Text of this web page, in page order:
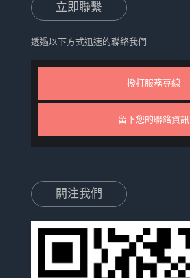
立即聯繫
透過以下方式迅速的聯絡我們
撥打服務專線
留下您的聯絡資訊
關注我們